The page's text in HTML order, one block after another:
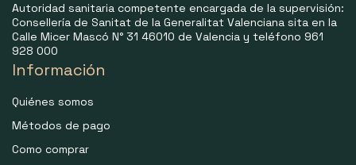
Autoridad sanitaria competente encargada de la supervisión:
Consellería de Sanitat de la Generalitat Valenciana sita en la
Calle Micer Mascó N° 31 46010 de Valencia y teléfono 961
928 000
Información
Quiénes somos
Métodos de pago
Como comprar